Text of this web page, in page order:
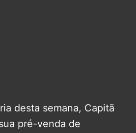
desta semana, Capitã
pré-venda de